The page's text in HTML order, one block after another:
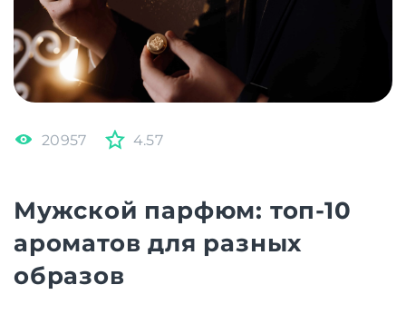
20957 4.57
Мужской парфюм: топ-10
ароматов для разных
образов